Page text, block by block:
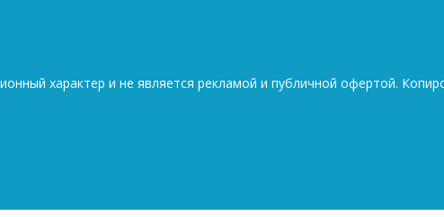
характер и не является рекламой и публичной офертой.